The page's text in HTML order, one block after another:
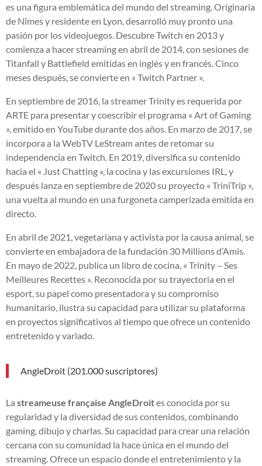
es una figura emblemática del mundo del streaming. Originaria
de Nîmes y residente en Lyon, desarrolló muy pronto una
pasión por los videojuegos. Descubre Twitch en 2013 y
comienza a hacer streaming en abril de 2014, con sesiones de
Titanfall y Battlefield emitidas en inglés y en francés. Cinco
meses después, se convierte en « Twitch Partner ».
En septiembre de 2016, la streamer Trinity es requerida por
ARTE para presentar y coescribir el programa « Art of Gaming
», emitido en YouTube durante dos años. En marzo de 2017, se
incorpora a la WebTV LeStream antes de retomar su
independencia en Twitch. En 2019, diversifica su contenido
hacia el « Just Chatting », la cocina y las excursiones IRL, y
después lanza en septiembre de 2020 su proyecto « TriniTrip »,
una vuelta al mundo en una furgoneta camperizada emitida en
directo.
En abril de 2021, vegetariana y activista por la causa animal, se
convierte en embajadora de la fundación 30 Millions d’Amis.
En mayo de 2022, publica un libro de cocina, « Trinity – Ses
Meilleures Recettes ». Reconocida por su trayectoria en el
esport, su papel como presentadora y su compromiso
humanitario, ilustra su capacidad para utilizar su plataforma
en proyectos significativos al tiempo que ofrece un contenido
entretenido y variado.
AngleDroit (201.000 suscriptores)
La streameuse française AngleDroites conocida por su
regularidad y la diversidad de sus contenidos, combinando
gaming, dibujo y charlas. Su capacidad para crear una relación
cercana con su comunidad la hace única en el mundo del
streaming. Ofrece un espacio donde el entretenimiento y la